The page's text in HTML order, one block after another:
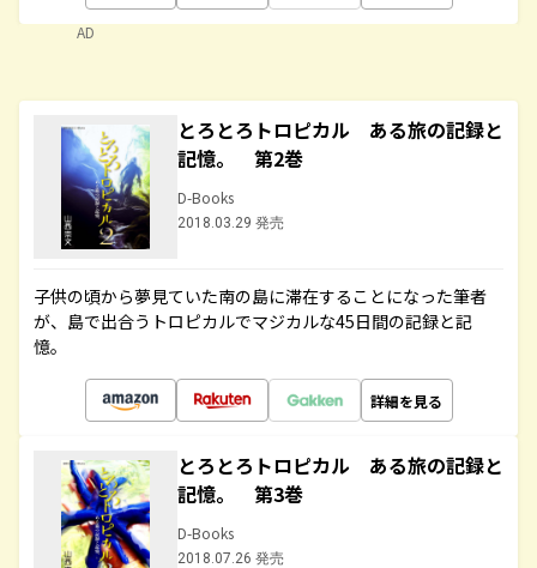
AD
とろとろトロピカル ある旅の記録と
記憶。 第2巻
D-Books
2018.03.29 発売
子供の頃から夢見ていた南の島に滞在することになった筆者
が、島で出合うトロピカルでマジカルな45日間の記録と記
憶。
詳細を見る
とろとろトロピカル ある旅の記録と
記憶。 第3巻
D-Books
2018.07.26 発売